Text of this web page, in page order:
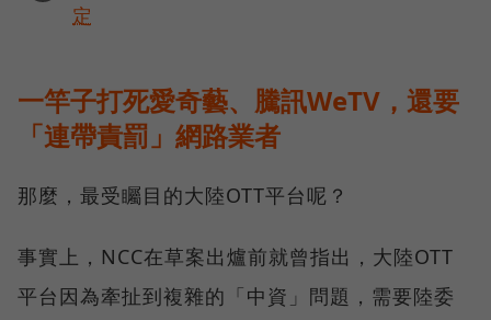
定
一竿子打死愛奇藝、騰訊WeTV，還要
「連帶責罰」網路業者
那麼，最受矚目的大陸OTT平台呢？
事實上，NCC在草案出爐前就曾指出，大陸OTT
平台因為牽扯到複雜的「中資」問題，需要陸委